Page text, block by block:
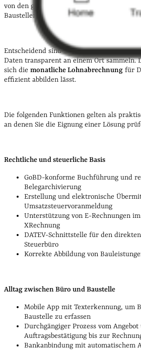
von den gesetzlichen Pflichten bis zur
Baustellenprozesse
unterstützt
Entscheidend sind Funktionen, die
Daten transparent an einem Ort sammeln.
sich die monatliche Lohnabrechnung für
effizient abbilden lässt.
Die folgenden Funktionen gelten als
an denen Sie die Eignung einer Lösung
Rechtliche und steuerliche Basis
GoBD-konforme Buchführung und
Belegarchivierung
Erstellung und elektronische
Umsatzsteuervoranmeldung
Unterstützung von E-Rechnungen
XRechnung
DATEV-Schnittstelle für den
Steuerbüro
Korrekte Abbildung von
Alltag zwischen Büro und Baustelle
Mobile App mit Texterkennung, um
Baustelle zu erfassen
Durchgängiger Prozess vom Angebot
Auftragsbestätigung bis zur
Bankanbindung mit automatischem